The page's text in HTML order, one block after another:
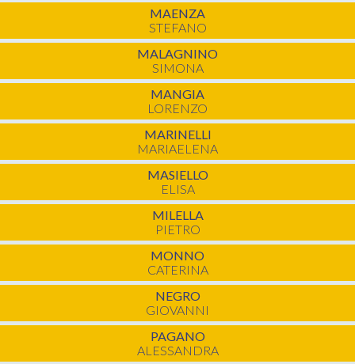
MAENZA
STEFANO
MALAGNINO
SIMONA
MANGIA
LORENZO
MARINELLI
MARIAELENA
MASIELLO
ELISA
MILELLA
PIETRO
MONNO
CATERINA
NEGRO
GIOVANNI
PAGANO
ALESSANDRA